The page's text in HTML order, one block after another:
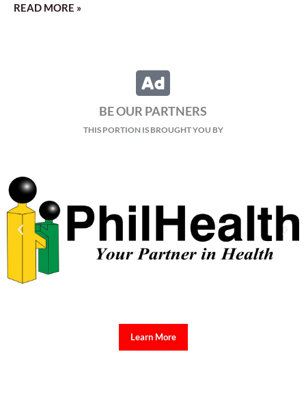
READ MORE »
BE OUR PARTNERS
THIS PORTION IS BROUGHT YOU BY
Learn More